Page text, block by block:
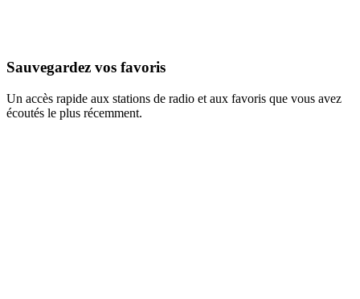
Sauvegardez vos favoris
Un accès rapide aux stations de radio et aux favoris que vous avez
écoutés le plus récemment.